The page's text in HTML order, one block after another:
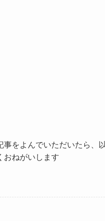
をよんでいただいたら、
おねがいします